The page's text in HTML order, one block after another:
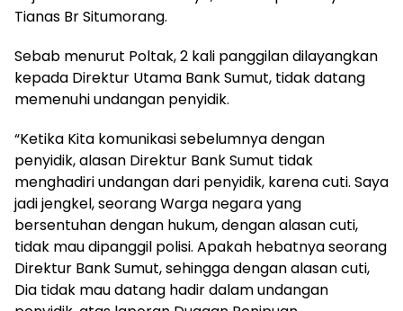
Tianas Br Situmorang.
Sebab menurut Poltak, 2 kali panggilan dilayangkan
kepada Direktur Utama Bank Sumut, tidak datang
memenuhi undangan penyidik.
“Ketika Kita komunikasi sebelumnya dengan
penyidik, alasan Direktur Bank Sumut tidak
menghadiri undangan dari penyidik, karena cuti. Saya
jadi jengkel, seorang Warga negara yang
bersentuhan dengan hukum, dengan alasan cuti,
tidak mau dipanggil polisi. Apakah hebatnya seorang
Direktur Bank Sumut, sehingga dengan alasan cuti,
Dia tidak mau datang hadir dalam undangan